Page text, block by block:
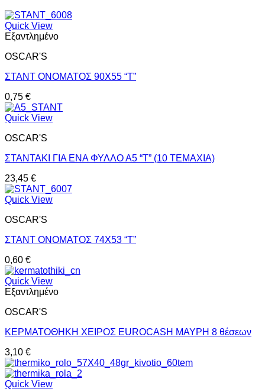
Quick View
Εξαντλημένο
OSCAR'S
ΣΤΑΝΤ ΟΝΟΜΑΤΟΣ 90X55 “T”
0,75 €
Quick View
OSCAR'S
ΣΤΑΝΤΑΚΙ ΓΙΑ ΕΝΑ ΦΥΛΛΟ Α5 “Τ” (10 ΤΕΜΑΧΙΑ)
23,45 €
Quick View
OSCAR'S
ΣΤΑΝΤ ΟΝΟΜΑΤΟΣ 74X53 “T”
0,60 €
Quick View
Εξαντλημένο
OSCAR'S
ΚΕΡΜΑΤΟΘΗΚΗ ΧΕΙΡΟΣ EUROCASH ΜΑΥΡΗ 8 θέσεων
3,10 €
Quick View